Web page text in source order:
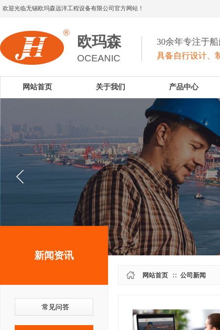
欢迎光临无锡欧玛森远洋工程设备有限公司官方网站！
欧玛森 30余年专注于
OCEANIC 具备自行设计、
网站首页 关于我们 产品中心
新闻资讯
常见问答
网站首页 ∷ 公司新闻